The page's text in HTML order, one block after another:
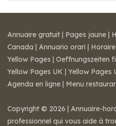
Annuaire gratuit | Pages jaune |
Canada | Annuario orari |
Yellow Pages | Oeffnungszeiten
Yellow Pages UK | Yellow Pages
Agenda en ligne | Menu
Copyright © 2026 | Annuaire-
professionnel qui vous aide à